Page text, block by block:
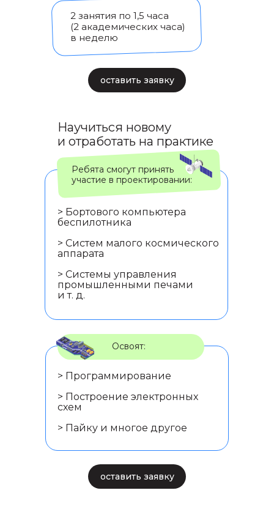
оставить заявку
2 занятия по 1,5 часа
(2 академических часа)
в неделю
> Бортового компьютера
беспилотника
> Систем малого космического
аппарата
> Системы управления
промышленными печами
и т. д.
> Программирование
> Построение электронных
схем
> Пайку и многое другое
оставить заявку
Научиться новому
и отработать на практике
Ребята смогут принять
участие в проектировании:
Освоят: